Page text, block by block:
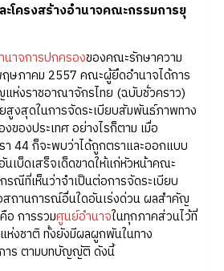
โครงสร้างอำนาจคณะกรรมการยุ
นาจการปกครองของคณะรักษาความ
ษภาคม 2557 คณะผู้ยึดอำนาจได้การ
ห่งราชอาณาจักรไทย (ฉบับชั่วคราว)
งสุดในการจัดระเบียบสัมพันธ์ภาพทาง
ของประเทศ อย่างไรก็ตาม เมื่อ
44 ก็จะพบว่าได้ถูกตราและออกแบบ
เบ็ดเสร็จเด็ดขาดให้แก่หัวหน้าคณะ
ณีที่เห็นว่าจำเป็นต่อการจัดระเบียบ
สถานการณ์อื่นใดอันเร่งด่วน ผลสำคัญ
อ การรวมศูนย์อำนาจในทุกภาคส่วนไว้ที่
งชาติ ทั้งยังมีผลผูกพันในทาง
าร ตามบทบัญญัติ ดังนี้